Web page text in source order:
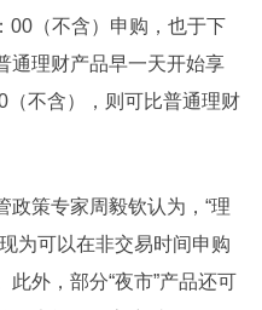
00（不含）申购，也于下
通理财产品早一天开始享
不含），则可比普通理财
政策专家周毅钦认为，“理
为可以在非交易时间申购
外，部分“夜市”产品还可